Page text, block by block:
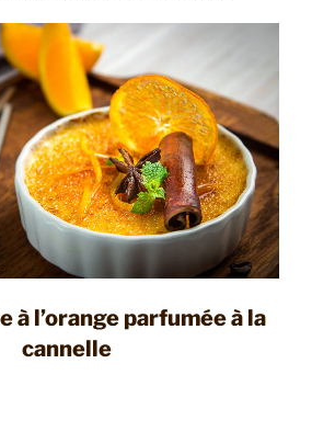
à l’orange parfumée à la
cannelle